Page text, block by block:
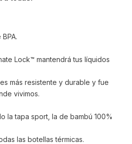
Lock™ mantendrá tus líquidos
más resistente y durable y fue
vivimos.
la tapa sport, la de bambú 100%
las botellas térmicas.